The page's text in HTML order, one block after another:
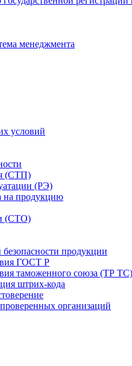
менеджмента
условий
(СТП)
(РЭ)
на продукцию
(СТО)
продукции
ГОСТ Р
таможенного союза (ТР ТС)
штрих-кода
организаций